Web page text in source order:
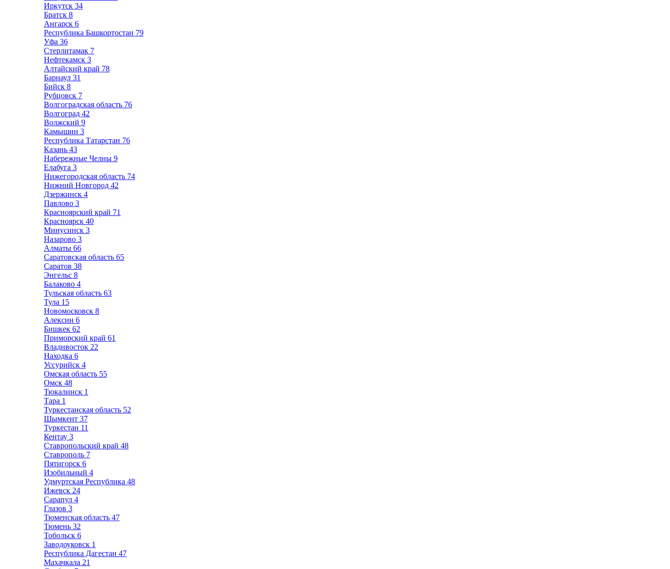
Иркутск 34
Братск 8
Ангарск 6
Республика Башкортостан 79
Уфа 36
Стерлитамак 7
Нефтекамск 3
Алтайский край 78
Барнаул 31
Бийск 8
Рубцовск 7
Волгоградская область 76
Волгоград 42
Волжский 9
Камышин 3
Республика Татарстан 76
Казань 43
Набережные Челны 9
Елабуга 3
Нижегородская область 74
Нижний Новгород 42
Дзержинск 4
Павлово 3
Красноярский край 71
Красноярск 40
Минусинск 3
Назарово 3
Алматы 66
Саратовская область 65
Саратов 38
Энгельс 8
Балаково 4
Тульская область 63
Тула 15
Новомосковск 8
Алексин 6
Бишкек 62
Приморский край 61
Владивосток 22
Находка 6
Уссурийск 4
Омская область 55
Омск 48
Тюкалинск 1
Тара 1
Туркестанская область 52
Шымкент 37
Туркестан 11
Кентау 3
Ставропольский край 48
Ставрополь 7
Пятигорск 6
Изобильный 4
Удмуртская Республика 48
Ижевск 24
Сарапул 4
Глазов 3
Тюменская область 47
Тюмень 32
Тобольск 6
Заводоуковск 1
Республика Дагестан 47
Махачкала 21